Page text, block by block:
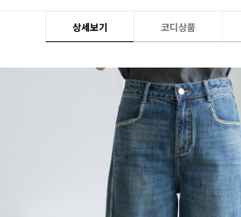
상세보기 코디상품